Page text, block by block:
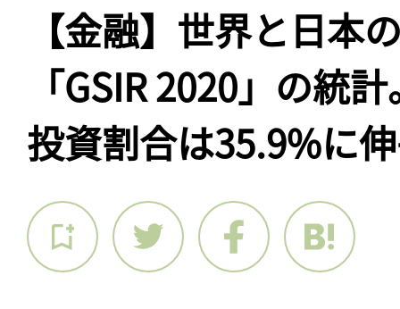
【金融】世界と日本
「GSIR 2020」の統
投資割合は35.9%に